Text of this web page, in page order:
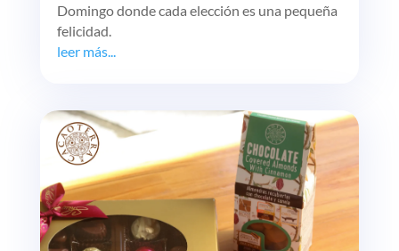
Domingo donde cada elección es una pequeña
felicidad.
leer más...